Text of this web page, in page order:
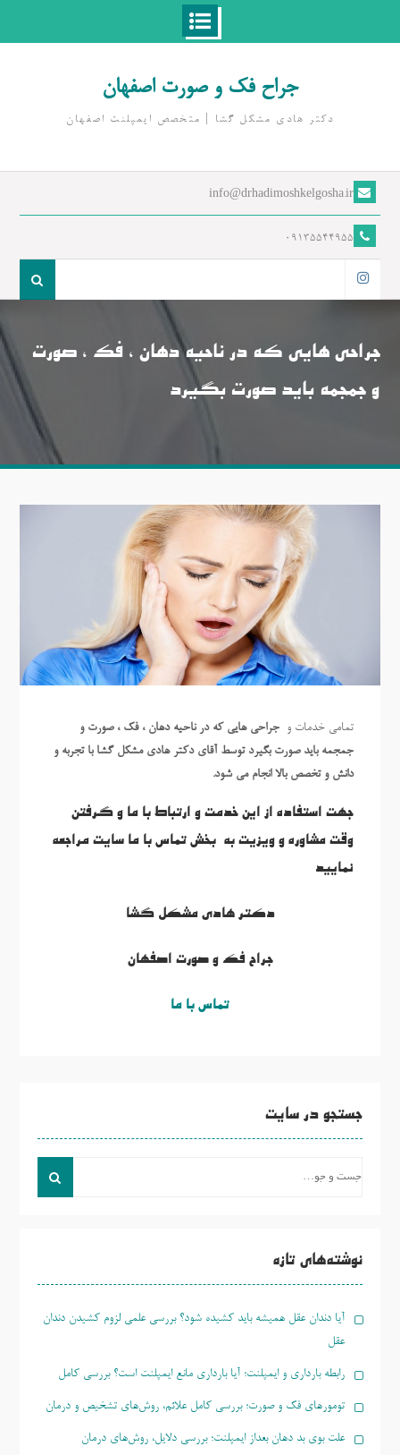
جراح فک و صورت اصفهان
دکتر هادی مشکل گشا | متخصص ايمپلنت اصفهان
info@drhadimoshkelgosha.ir
09135544955
جراحی هایی که در ناحیه دهان ، فک ، صورت
و جمجمه باید صورت بگیرد
تمامی خدمات و جراحی هایی که در ناحیه دهان ، فک ، صورت و
جمجمه باید صورت بگیرد توسط آقای دکتر هادی مشکل گشا با تجربه و
دانش و تخصص بالا انجام می شود.
جهت استفاده از این خدمت و ارتباط با ما و گرفتن
وقت مشاوره و ویزیت به بخش تماس با ما سایت مراجعه
نمایید
دکتر هادی مشکل گشا
جراح فک و صورت اصفهان
تماس با ما
جستجو در سایت
نوشته‌های تازه
آیا دندان عقل همیشه باید کشیده شود؟ بررسی علمی لزوم کشیدن دندان
عقل
رابطه بارداری و ایمپلنت؛ آیا بارداری مانع ایمپلنت است؟ بررسی کامل
تومورهای فک و صورت؛ بررسی کامل علائم، روش‌های تشخیص و درمان
علت بوی بد دهان بعداز ایمپلنت؛ بررسی دلایل، روش‌های درمان